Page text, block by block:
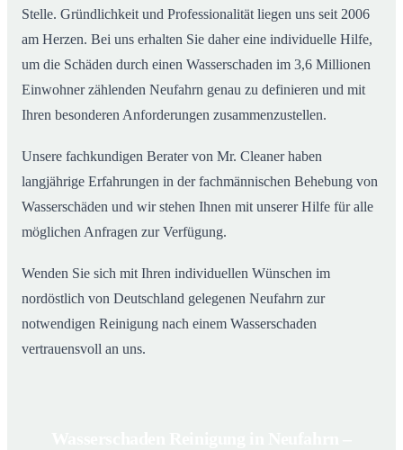
Stelle. Gründlichkeit und Professionalität liegen uns seit 2006
am Herzen. Bei uns erhalten Sie daher eine individuelle Hilfe,
um die Schäden durch einen Wasserschaden im 3,6 Millionen
Einwohner zählenden Neufahrn genau zu definieren und mit
Ihren besonderen Anforderungen zusammenzustellen.
Unsere fachkundigen Berater von Mr. Cleaner haben
langjährige Erfahrungen in der fachmännischen Behebung von
Wasserschäden und wir stehen Ihnen mit unserer Hilfe für alle
möglichen Anfragen zur Verfügung.
Wenden Sie sich mit Ihren individuellen Wünschen im
nordöstlich von Deutschland gelegenen Neufahrn zur
notwendigen Reinigung nach einem Wasserschaden
vertrauensvoll an uns.